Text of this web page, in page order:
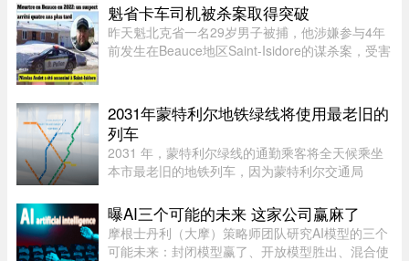
魁省卡车司机被杀案取得突破
昨天魁北克省一名29岁男子被捕，他涉嫌参与4年
前发生在Beauce地区Saint-Isidore的谋杀案，受害
人étienne Gourde。Gourde将在 ...
2031年蒙特利尔地铁绿线将使用最老旧的
列车
2031 年，蒙特利尔绿线的通勤乘客将全天候乘坐
本市最老旧的地铁列车，因为蒙特利尔交通局
六年后，当蓝线延长线通车时，STM 将把现代化
的 Azur 列车从绿线调往蓝线。作为 ...
曝AI三个可能的未来 这家公司赢麻了
摩根士丹利（大摩）策略师团队研究AI模型的三个
可能未来：封闭模型赢了、开放模型胜出、混合使